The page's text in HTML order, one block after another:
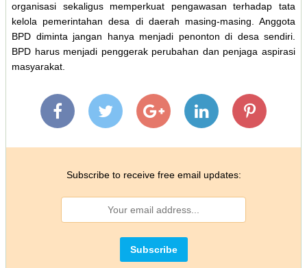
organisasi sekaligus memperkuat pengawasan terhadap tata
kelola pemerintahan desa di daerah masing-masing. Anggota
BPD diminta jangan hanya menjadi penonton di desa sendiri.
BPD harus menjadi penggerak perubahan dan penjaga aspirasi
masyarakat.
Subscribe to receive free email updates: